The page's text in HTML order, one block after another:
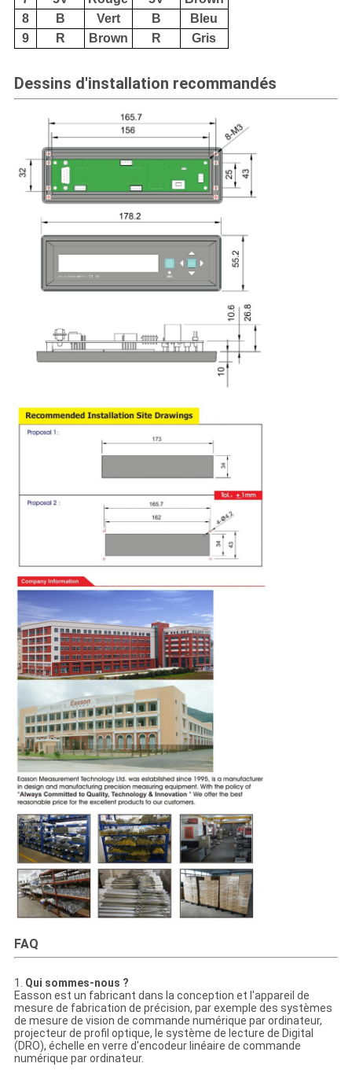
8
B Vert B
Bleu
9
R Brown R Gris
Dessins d'installation recommandés
FAQ
1. Qui sommes-nous ?
Easson est un fabricant dans la conception et l'appareil de
mesure de fabrication de précision, par exemple des systèmes
de mesure de vision de commande numérique par ordinateur,
projecteur de profil optique, le système de lecture de Digital
(DRO), échelle en verre d'encodeur linéaire de commande
numérique par ordinateur.